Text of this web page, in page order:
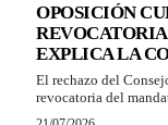
OPOSICIÓN
EXPLICA LA
El rechazo del
revocatoria del